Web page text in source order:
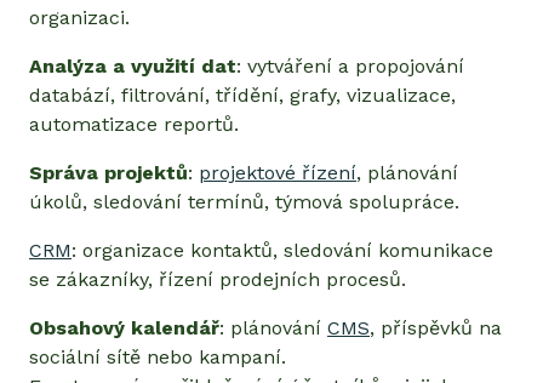
organizaci.
Analýza a využití dat: vytváření a propojování
databází, filtrování, třídění, grafy, vizualizace,
automatizace reportů.
Správa projektů: projektové řízení, plánování
úkolů, sledování termínů, týmová spolupráce.
CRM: organizace kontaktů, sledování komunikace
se zákazníky, řízení prodejních procesů.
Obsahový kalendář: plánování CMS, příspěvků na
sociální sítě nebo kampaní.